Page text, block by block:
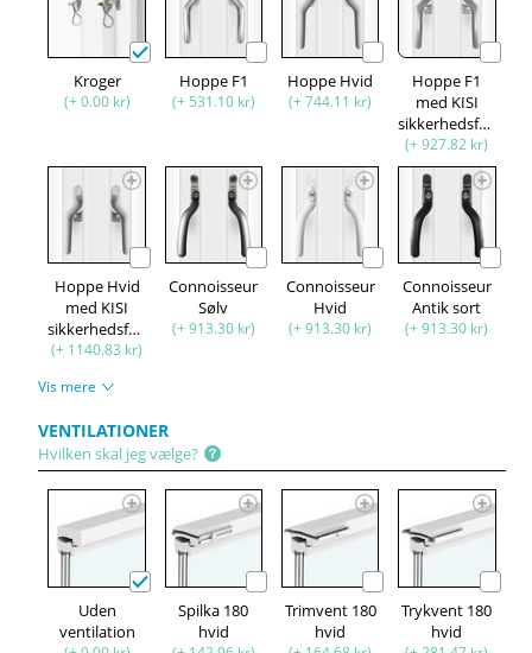
Kroger
(+ 0.00 kr)
Hoppe F1
(+ 531.10 kr)
Hoppe Hvid
(+ 744.11 kr)
Hoppe F1
med KISI
sikkerhedsfunktion
(+ 927.82 kr)
Hoppe Hvid
med KISI
sikkerhedsfunktion
(+ 1140.83 kr)
Connoisseur
Sølv
(+ 913.30 kr)
Connoisseur
Hvid
(+ 913.30 kr)
Connoisseur
Antik sort
(+ 913.30 kr)
Vis mere
VENTILATIONER
Hvilken skal jeg vælge?
Uden
ventilation
Spilka 180
hvid
Trimvent 180
hvid
Trykvent 180
hvid